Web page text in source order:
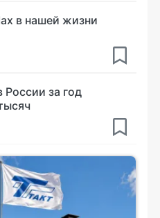
в нашей жизни
России за год